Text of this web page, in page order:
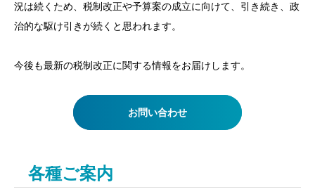
況は続くため、税制改正や予算案の成立に向けて、引き続き、政
治的な駆け引きが続くと思われます。
今後も最新の税制改正に関する情報をお届けします。
お問い合わせ
各種ご案内